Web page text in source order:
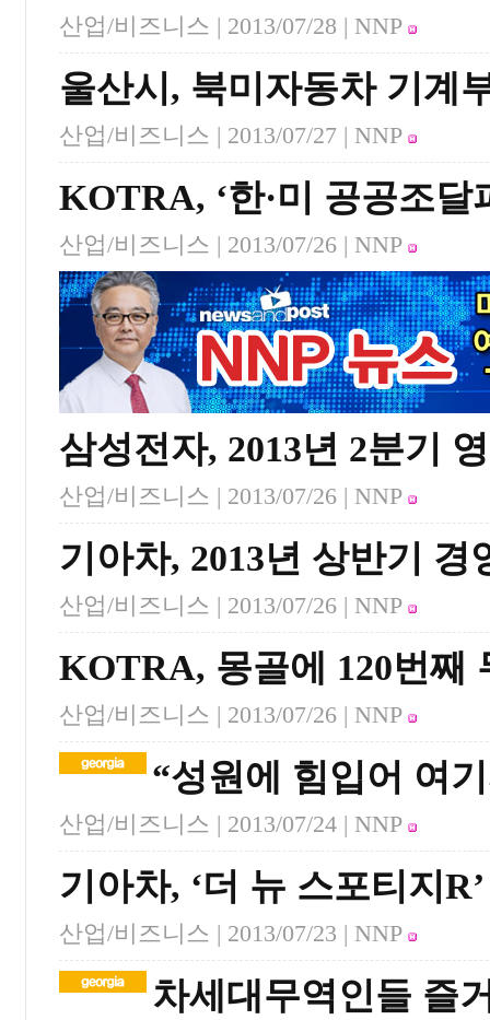
산업/비즈니스 | 2013/07/28 | NNP
울산시, 북미자동차 기계
산업/비즈니스 | 2013/07/27 | NNP
KOTRA, ‘한·미 공공조달
산업/비즈니스 | 2013/07/26 | NNP
삼성전자, 2013년 2분기
산업/비즈니스 | 2013/07/26 | NNP
기아차, 2013년 상반기 경
산업/비즈니스 | 2013/07/26 | NNP
KOTRA, 몽골에 120번째
산업/비즈니스 | 2013/07/26 | NNP
“성원에 힘입어 여
산업/비즈니스 | 2013/07/24 | NNP
기아차, ‘더 뉴 스포티지
산업/비즈니스 | 2013/07/23 | NNP
차세대무역인들 즐